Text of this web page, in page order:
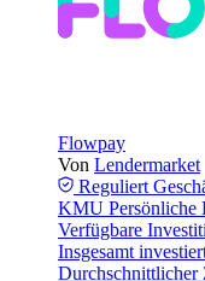
Flowpay
Von Lendermarket
Reguliert
KMU Persönliche
Verfügbare
Insgesamt
Durchschnittlicher